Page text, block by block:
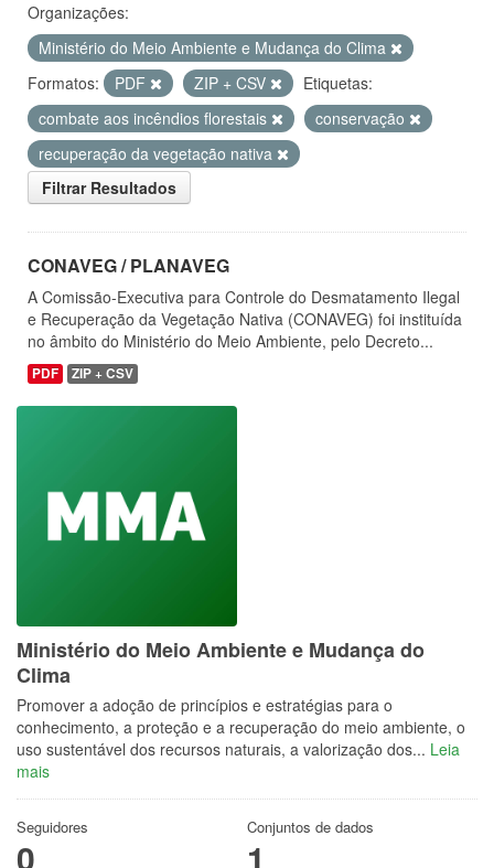
Organizações:
Ministério do Meio Ambiente e Mudança do Clima
Formatos:
PDF ZIP + CSV
Etiquetas:
combate aos incêndios florestais
conservação
recuperação da vegetação nativa
Filtrar Resultados
CONAVEG / PLANAVEG
A Comissão-Executiva para Controle do Desmatamento Ilegal
e Recuperação da Vegetação Nativa (CONAVEG) foi instituída
no âmbito do Ministério do Meio Ambiente, pelo Decreto...
PDF ZIP + CSV
Ministério do Meio Ambiente e Mudança do
Clima
Promover a adoção de princípios e estratégias para o
conhecimento, a proteção e a recuperação do meio ambiente, o
uso sustentável dos recursos naturais, a valorização dos... Leia
mais
Seguidores
0
Conjuntos de dados
1